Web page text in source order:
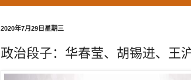
2020年7月29日星期三
政治段子：华春莹、胡锡进、王